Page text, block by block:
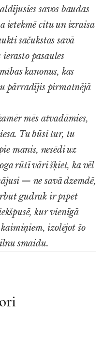
savos baudas
ietekmē citu un izraisa
sačukstas savā
pasaules
kanonus, kas
pārradījis pirmatnējā
mēs atvadāmies,
Tu būsi tur, tu
manis, nesēdi uz
rūtī vāri šķiet, ka vēl
— ne savā dzemdē,
gudrāk ir pīpēt
kur vienīgā
izolējot šo
smaidu.